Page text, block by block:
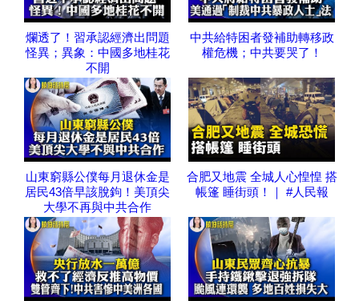
爛透了！習承認經濟出問題
怪異；異象：中國多地桂花
不開
中共給特困者發補助轉移政
權危機；中共要哭了！
山東窮縣公僕每月退休金是
居民43倍早該脫鉤！美頂尖
大學不再與中共合作
合肥又地震 全城人心惶惶 搭
帳篷 睡街頭！｜ #人民報